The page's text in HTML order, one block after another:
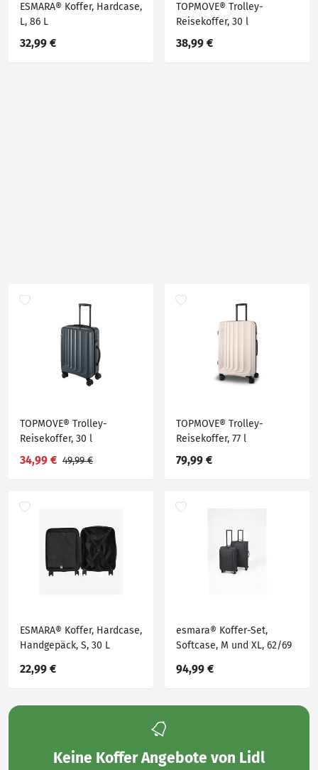
ESMARA® Koffer, Hardcase,
L, 86 L
32,99 €
TOPMOVE® Trolley-
Reisekoffer, 30 l
38,99 €
TOPMOVE® Trolley-
Reisekoffer, 30 l
34,99 € 49,99 €
TOPMOVE® Trolley-
Reisekoffer, 77 l
79,99 €
ESMARA® Koffer, Hardcase,
Handgepäck, S, 30 L
22,99 €
esmara® Koffer-Set,
Softcase, M und XL, 62/69
erweiterbar
94,99 €
Keine Koffer Angebote von Lidl